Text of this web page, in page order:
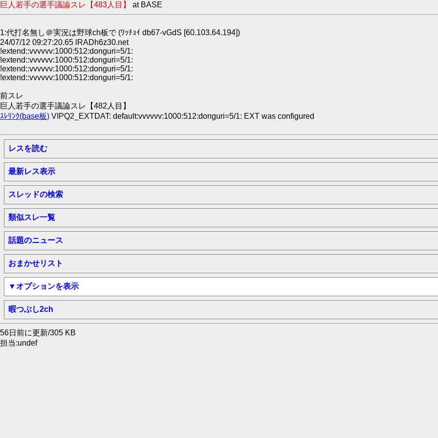
巨人若手の選手議論スレ【483人目】 at BASE
1:代打名無し＠実況は野球ch板で (ﾜｯﾁｮｲ db67-vGdS [60.103.64.194])
24/07/12 09:27:20.65 lRADh6z30.net
!extend::vvvvvv:1000:512:donguri=5/1:
!extend::vvvvvv:1000:512:donguri=5/1:
!extend::vvvvvv:1000:512:donguri=5/1:
!extend::vvvvvv:1000:512:donguri=5/1:
前スレ
巨人若手の選手議論スレ【482人目】
ｽﾚﾘﾝｸ(base板) VIPQ2_EXTDAT: default:vvvvvv:1000:512:donguri=5/1: EXT was configured
レスを読む
最新レス表示
スレッドの検索
類似スレ一覧
話題のニュース
おまかせリスト
▼オプションを表示
暇つぶし2ch
56日前に更新/305 KB
担当:undef